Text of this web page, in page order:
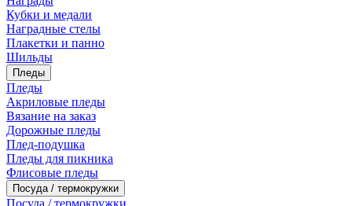
Кубки и медали
Наградные стелы
Плакетки и панно
Шильды
Пледы
Пледы
Акриловые пледы
Вязание на заказ
Дорожные пледы
Плед-подушка
Пледы для пикника
Флисовые пледы
Посуда / термокружки
Посуда / термокружки